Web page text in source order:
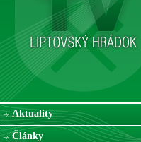
Aktuality
Články